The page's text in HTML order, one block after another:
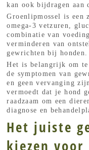
kan ook bijdragen aan
Groenlipmossel is een
omega-3 vetzuren,
combinatie van
verminderen van
gewrichten bij honden.
Het is belangrijk om te
de symptomen van
en geen vervanging
vermoedt dat je hond
raadzaam om een
diagnose en
Het juiste
kiezen voor